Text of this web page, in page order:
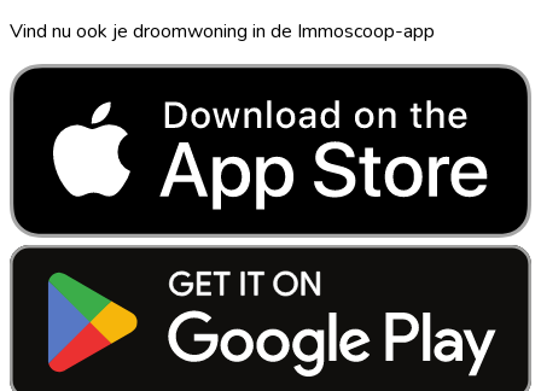
Vind nu ook je droomwoning in de Immoscoop-app